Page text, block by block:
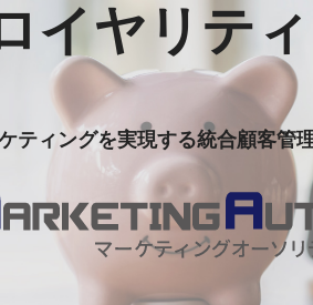
ティングを実現する統合顧客管
イヤリテ